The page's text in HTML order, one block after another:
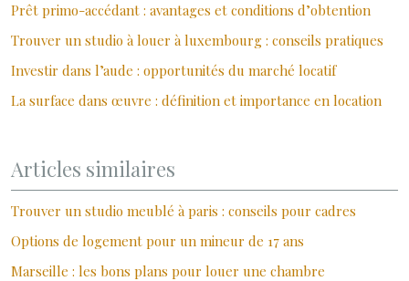
Prêt primo-accédant : avantages et conditions d’obtention
Trouver un studio à louer à luxembourg : conseils pratiques
Investir dans l’aude : opportunités du marché locatif
La surface dans œuvre : définition et importance en location
Articles similaires
Trouver un studio meublé à paris : conseils pour cadres
Options de logement pour un mineur de 17 ans
Marseille : les bons plans pour louer une chambre